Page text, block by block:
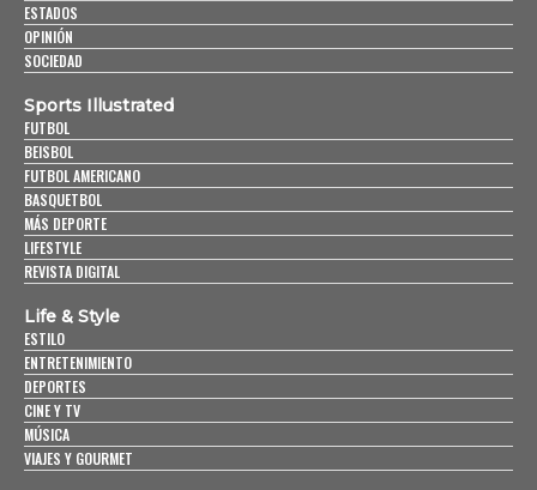
ESTADOS
OPINIÓN
SOCIEDAD
Sports Illustrated
FUTBOL
BEISBOL
FUTBOL AMERICANO
BASQUETBOL
MÁS DEPORTE
LIFESTYLE
REVISTA DIGITAL
Life & Style
ESTILO
ENTRETENIMIENTO
DEPORTES
CINE Y TV
MÚSICA
VIAJES Y GOURMET